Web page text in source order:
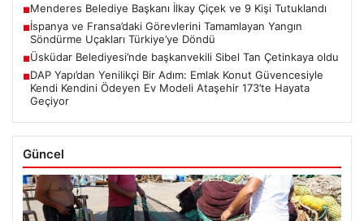
■Menderes Belediye Başkanı İlkay Çiçek ve 9 Kişi Tutuklandı
■İspanya ve Fransa’daki Görevlerini Tamamlayan Yangın
Söndürme Uçakları Türkiye’ye Döndü
■Üsküdar Belediyesi’nde başkanvekili Sibel Tan Çetinkaya oldu
■DAP Yapı’dan Yenilikçi Bir Adım: Emlak Konut Güvencesiyle
Kendi Kendini Ödeyen Ev Modeli Ataşehir 173’te Hayata
Geçiyor
Güncel